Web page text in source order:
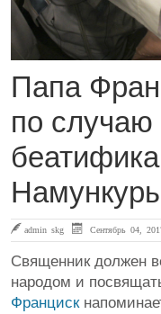
Папа
по случаю
admin skg Сентябрь 04,
Священник должен
народом и
Франциск